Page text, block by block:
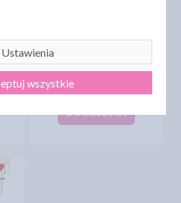
POLEWA DO OBLEWANIA
- DRIP SKY BLUE - 100ML
cena:
DO KOSZYKA
Ustawienia
wszystkie